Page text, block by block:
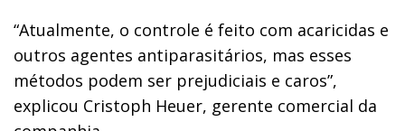
“Atualmente, o controle é feito com acaricidas e
outros agentes antiparasitários, mas esses
métodos podem ser prejudiciais e caros”,
explicou Cristoph Heuer, gerente comercial da